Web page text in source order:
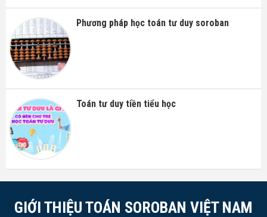
Phương pháp học toán tư duy soroban
Toán tư duy tiền tiểu học
GIỚI THIỆU TOÁN SOROBAN VIỆT NAM